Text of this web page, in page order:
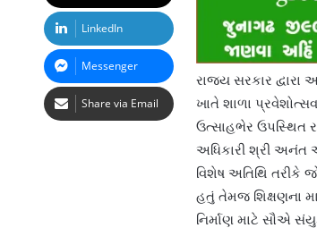
રાજ્ય સરકાર દ્વારા
ખાતે શાળા
ઉત્સાહભેર ઉપસ્થિત
અધિકારી શ્રી અનંત
વિશેષ અતિથિ તરીકે
હતું તેમજ શિક્ષણના
નિર્માણ માટે સૌએ
LinkedIn
Messenger
Share via Email